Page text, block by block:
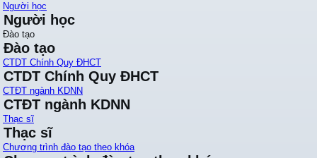
Người học
Người học
Đào tạo
Đào tạo
CTDT Chính Quy ĐHCT
CTDT Chính Quy ĐHCT
CTĐT ngành KDNN
CTĐT ngành KDNN
Thạc sĩ
Thạc sĩ
Chương trình đào tạo theo khóa